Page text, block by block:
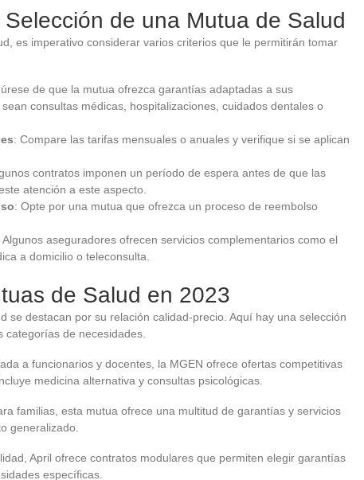
de una Mutua de Salud
es imperativo considerar varios criterios que le permitirán tomar
de que la mutua ofrezca garantías adaptadas a sus
consultas médicas, hospitalizaciones, cuidados dentales o
: Compare las tarifas mensuales o anuales y verifique si se aplican
contratos imponen un período de espera antes de que las
atención a este aspecto.
: Opte por una mutua que ofrezca un proceso de reembolso
Algunos aseguradores ofrecen servicios complementarios como el
a domicilio o teleconsulta.
de Salud en 2023
se destacan por su relación calidad-precio. Aquí hay una selección
de necesidades.
a funcionarios y docentes, la MGEN ofrece ofertas competitivas
medicina alternativa y consultas psicológicas.
familias, esta mutua ofrece una multitud de garantías y servicios
generalizado.
April ofrece contratos modulares que permiten elegir garantías
específicas.